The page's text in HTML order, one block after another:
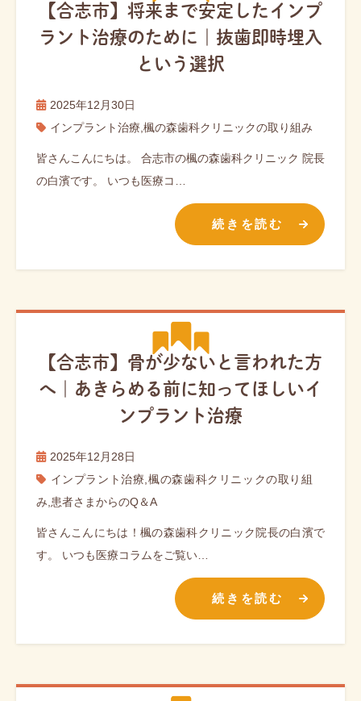
【合志市】将来まで安定したインプ
ラント治療のために｜抜歯即時埋入
という選択
2025年12月30日
インプラント治療 楓の森歯科クリニックの取り組み
皆さんこんにちは。 合志市の楓の森歯科クリニック 院長
の白濱です。 いつも医療コ…
続きを読む
【合志市】骨が少ないと言われた方
へ｜あきらめる前に知ってほしいイ
ンプラント治療
2025年12月28日
インプラント治療 楓の森歯科クリニックの取り組
み 患者さまからのQ＆A
皆さんこんにちは！楓の森歯科クリニック院長の白濱で
す。 いつも医療コラムをご覧い…
続きを読む